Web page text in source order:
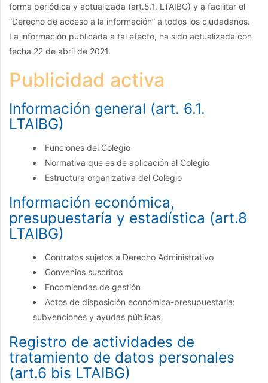
forma periódica y actualizada (art.5.1. LTAIBG) y a facilitar el
“Derecho de acceso a la información” a todos los ciudadanos.
La información publicada a tal efecto, ha sido actualizada con
fecha 22 de abril de 2021.
Publicidad activa
Información general (art. 6.1.
LTAIBG)
Funciones del Colegio
Normativa que es de aplicación al Colegio
Estructura organizativa del Colegio
Información económica,
presupuestaría y estadística (art.8
LTAIBG)
Contratos sujetos a Derecho Administrativo
Convenios suscritos
Encomiendas de gestión
Actos de disposición económica-presupuestaria:
subvenciones y ayudas públicas
Registro de actividades de
tratamiento de datos personales
(art.6 bis LTAIBG)